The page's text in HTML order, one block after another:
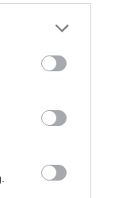
com pot
seu dia a
gran
d’Or?